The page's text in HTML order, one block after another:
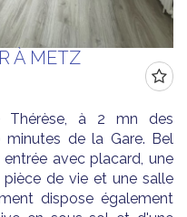
À METZ
Thérèse, à 2 mn des
de la Gare. Bel
avec placard, une
de vie et une salle
dispose également